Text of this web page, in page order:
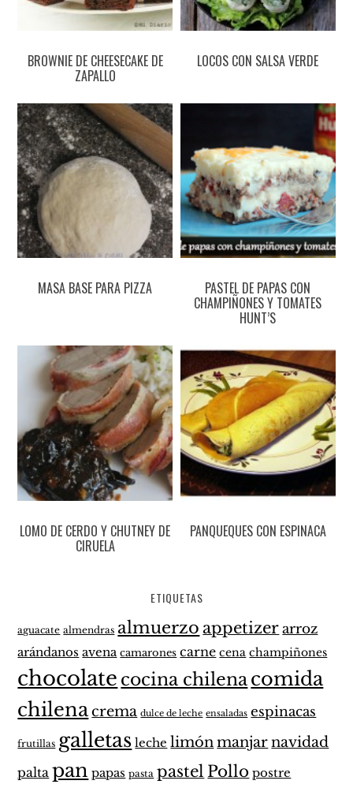
BROWNIE DE CHEESECAKE DE
ZAPALLO
LOCOS CON SALSA VERDE
MASA BASE PARA PIZZA PASTEL DE PAPAS CON
CHAMPIÑONES Y TOMATES
HUNT’S
LOMO DE CERDO Y CHUTNEY DE
CIRUELA
PANQUEQUES CON ESPINACA
ETIQUETAS
aguacate almendras almuerzo appetizer arroz
arándanos avena camarones carne cena champiñones
chocolate cocina chilenacomida
chilenacrema dulce de leche ensaladas espinacas
frutillas galletas leche limónmanjarnavidad
palta pan papas pasta pastel Pollo postre